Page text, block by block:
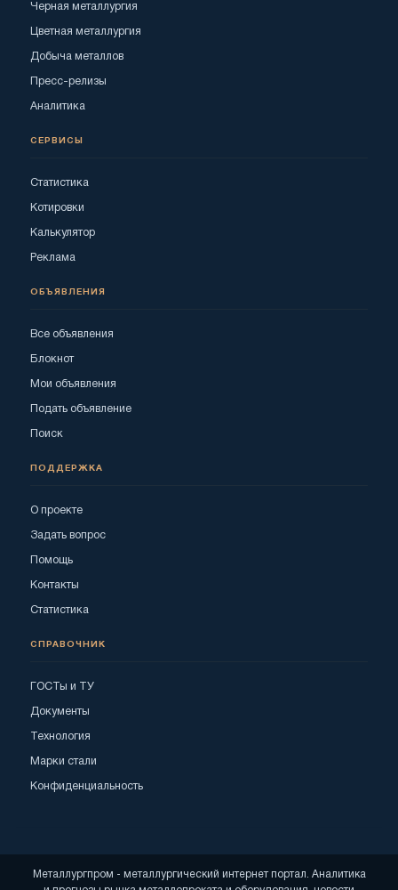
Черная металлургия
Цветная металлургия
Добыча металлов
Пресс-релизы
Аналитика
СЕРВИСЫ
Статистика
Котировки
Калькулятор
Реклама
ОБЪЯВЛЕНИЯ
Все объявления
Блокнот
Мои объявления
Подать объявление
Поиск
ПОДДЕРЖКА
О проекте
Задать вопрос
Помощь
Контакты
Статистика
СПРАВОЧНИК
ГОСТы и ТУ
Документы
Технология
Марки стали
Конфиденциальность
Металлургпром - металлургический интернет портал. Аналитика